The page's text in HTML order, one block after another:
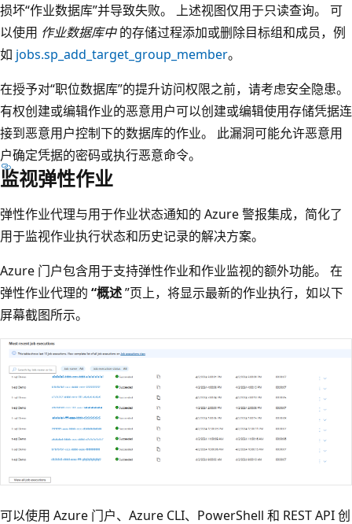
损坏“作业数据库”并导致失败。 上述视图仅用于只读查询。 可
以使用 作业数据库中的存储过程添加或删除目标组和成员，例
如 jobs.sp_add_target_group_member。
在授予对“职位数据库”的提升访问权限之前，请考虑安全隐患。
有权创建或编辑作业的恶意用户可以创建或编辑使用存储凭据连
接到恶意用户控制下的数据库的作业。 此漏洞可能允许恶意用
户确定凭据的密码或执行恶意命令。
监视弹性作业
弹性作业代理与用于作业状态通知的 Azure 警报集成，简化了
用于监视作业执行状态和历史记录的解决方案。
Azure 门户包含用于支持弹性作业和作业监视的额外功能。 在
弹性作业代理的 “概述”页上，将显示最新的作业执行，如以下
屏幕截图所示。
可以使用 Azure 门户、Azure CLI、PowerShell 和 REST API 创